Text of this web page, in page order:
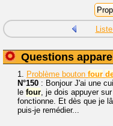
Questions
1. Problème bouton four
N°150 : Bonjour J'ai une
le four, je dois appuyer
fonctionne. Et dès que je
puis-je remédier...